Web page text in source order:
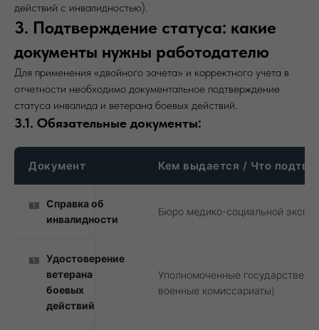
действий с инвалидностью).
3. Подтверждение статуса: какие
документы нужны работодателю
Для применения «двойного зачета» и корректного учета в
отчетности необходимо документальное подтверждение
статуса инвалида и ветерана боевых действий.
3.1. Обязательные документы:
Документ Кем выдается / Что
🪪
Справка об
инвалидности
Бюро медико-социальной
🪪 Удостоверение
ветерана
боевых
действий
Уполномоченные
военные комиссариаты)